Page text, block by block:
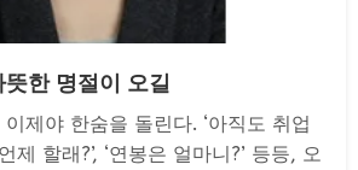
한 명절이 오길
제야 한숨을 돌린다. ‘아직도 취업
제 할래?’, ‘연봉은 얼마니?’ 등등, 오